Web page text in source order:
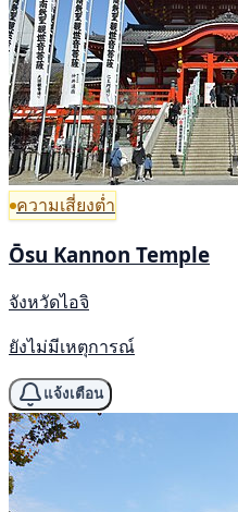
ความเสี่ยงต่ำ
Ōsu Kannon Temple
จังหวัดไอจิ
ยังไม่มีเหตุการณ์
แจ้งเตือน